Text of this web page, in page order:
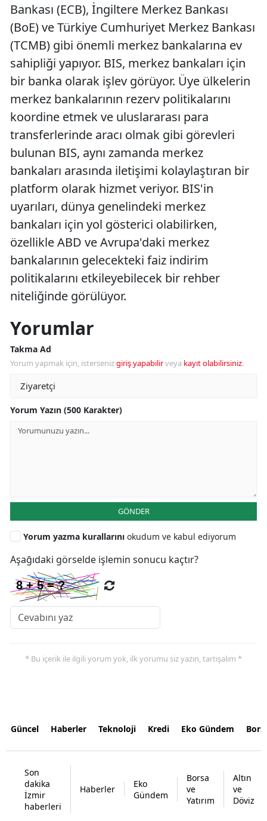
Bankası (ECB), İngiltere Merkez Bankası
(BoE) ve Türkiye Cumhuriyet Merkez Bankası
(TCMB) gibi önemli merkez bankalarına ev
sahipliği yapıyor. BIS, merkez bankaları için
bir banka olarak işlev görüyor. Üye ülkelerin
merkez bankalarının rezerv politikalarını
koordine etmek ve uluslararası para
transferlerinde aracı olmak gibi görevleri
bulunan BIS, aynı zamanda merkez
bankaları arasında iletişimi kolaylaştıran bir
platform olarak hizmet veriyor. BIS'in
uyarıları, dünya genelindeki merkez
bankaları için yol gösterici olabilirken,
özellikle ABD ve Avrupa'daki merkez
bankalarının gelecekteki faiz indirim
politikalarını etkileyebilecek bir rehber
niteliğinde görülüyor.
Yorumlar
Takma Ad
Yorum yapmak için, istersenizgiriş yapabilirveya kayıt olabilirsiniz.
Yorum Yazın (500 Karakter)
GÖNDER
Yorum yazma kurallarını okudum ve kabul ediyorum
Aşağıdaki görselde işlemin sonucu kaçtır?
* Bu içerik ile ilgili yorum yok, ilk yorumu siz yazın, tartışalım *
Güncel Haberler Teknoloji Kredi Eko Gündem
Son
dakika
İzmir
haberleri
Haberler
Eko
Gündem
Borsa
ve
Yatırım
Altın
ve
Döviz